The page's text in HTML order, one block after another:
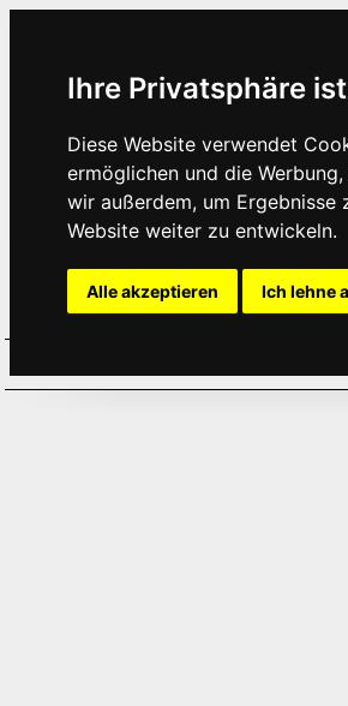
Ihre Privatsphäre
Diese Website verwendet
ermöglichen und die
wir außerdem, um Ergebnisse
Website weiter zu entwickeln.
Alle akzeptieren Ich lehne